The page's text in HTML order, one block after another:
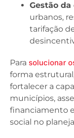
Gestão
urbanos,
tarifação
Para solucionar
forma
fortalecer a
municípios,
financiamento
social no